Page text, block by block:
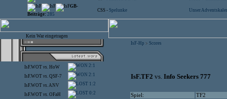
GB-
Beiträge: 285
CSS - Spelunke Unser
Kein War eingetragen
IsF.WOT vs. HoW 2:1
IsF.WOT vs. QSF-7 2:1
IsF.WOT vs.ANV 1:2
IsF.WOT vs. OFaH 0:2
IsF-Hp > Scores
IsF.TF2 vs. Info Seekers 777
Spiel:
TF2